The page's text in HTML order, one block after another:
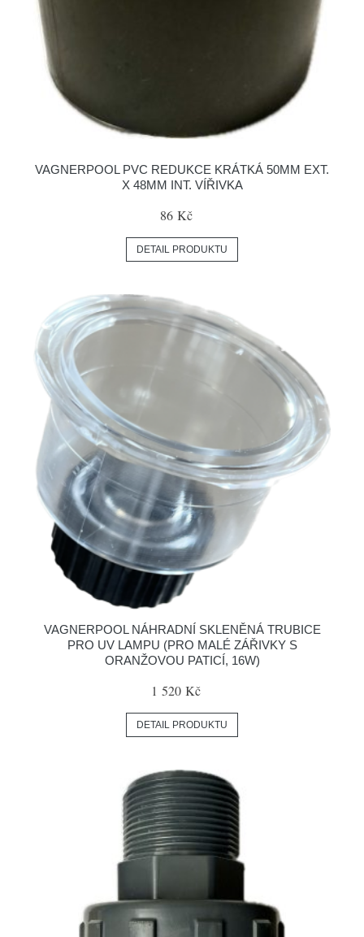
VAGNERPOOL PVC REDUKCE KRÁTKÁ 50MM EXT.
X 48MM INT. VÍŘIVKA
86 Kč
DETAIL PRODUKTU
VAGNERPOOL NÁHRADNÍ SKLENĚNÁ TRUBICE
PRO UV LAMPU (PRO MALÉ ZÁŘIVKY S
ORANŽOVOU PATICÍ, 16W)
1 520 Kč
DETAIL PRODUKTU